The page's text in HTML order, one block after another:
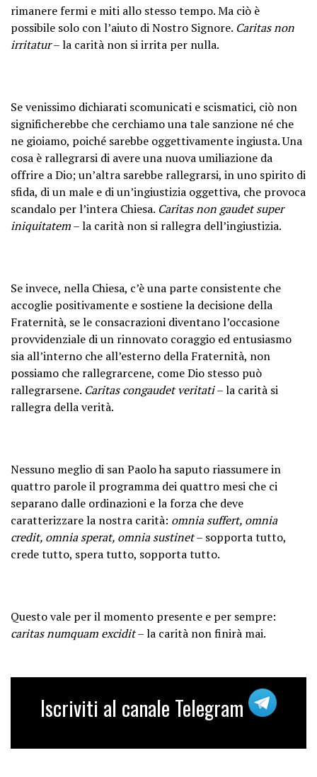
rimanere fermi e miti allo stesso tempo. Ma ciò è
possibile solo con l’aiuto di Nostro Signore. Caritas non
irritatur– la carità non si irrita per nulla.
Se venissimo dichiarati scomunicati e scismatici, ciò non
significherebbe che cerchiamo una tale sanzione né che
ne gioiamo, poiché sarebbe oggettivamente ingiusta. Una
cosa è rallegrarsi di avere una nuova umiliazione da
offrire a Dio; un’altra sarebbe rallegrarsi, in uno spirito di
sfida, di un male e di un’ingiustizia oggettiva, che provoca
scandalo per l’intera Chiesa. Caritas non gaudet super
iniquitatem– la carità non si rallegra dell’ingiustizia.
Se invece, nella Chiesa, c’è una parte consistente che
accoglie positivamente e sostiene la decisione della
Fraternità, se le consacrazioni diventano l’occasione
provvidenziale di un rinnovato coraggio ed entusiasmo
sia all’interno che all’esterno della Fraternità, non
possiamo che rallegrarcene, come Dio stesso può
rallegrarsene. Caritas congaudet veritati– la carità si
rallegra della verità.
Nessuno meglio di san Paolo ha saputo riassumere in
quattro parole il programma dei quattro mesi che ci
separano dalle ordinazioni e la forza che deve
caratterizzare la nostra carità: omnia suffert, omnia
credit, omnia sperat, omnia sustinet– sopporta tutto,
crede tutto, spera tutto, sopporta tutto.
Questo vale per il momento presente e per sempre:
caritas numquam excidit– la carità non finirà mai.
Iscriviti al canale Telegram